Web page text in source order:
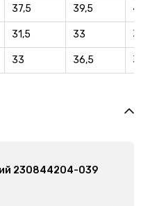
37,5 39,5
31,5 33
33 36,5
бордовий